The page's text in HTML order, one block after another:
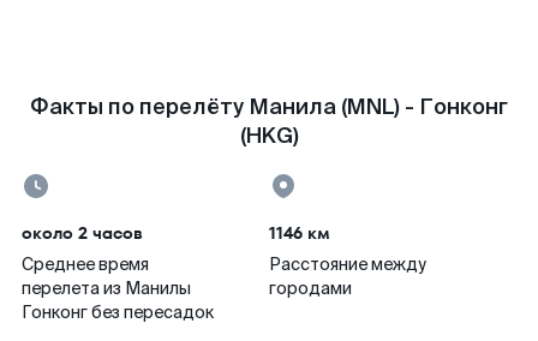
Факты по перелёту Манила (MNL) - Гонконг
(HKG)
около 2 часов
Среднее время
перелета из Манилы
Гонконг без пересадок
1146 км
Расстояние между
городами